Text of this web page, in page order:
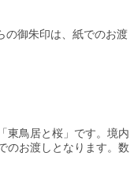
の御朱印は、紙でのお渡
東鳥居と桜」です。境内
のお渡しとなります。数